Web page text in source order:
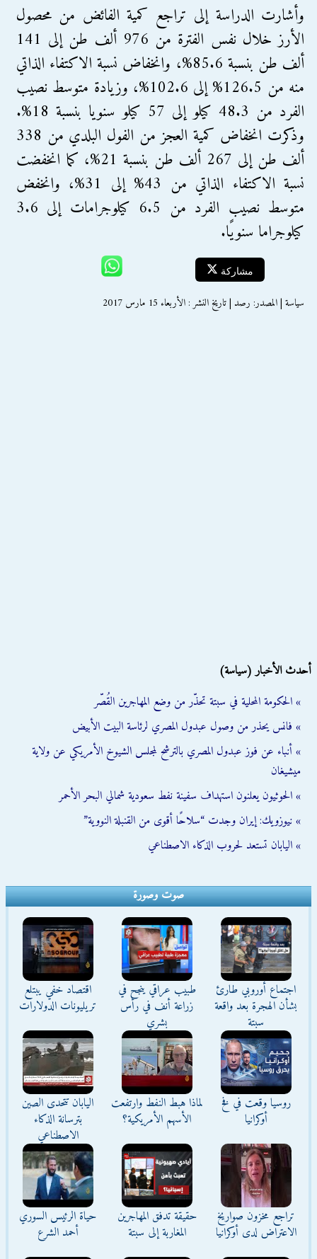
وأشارت الدراسة إلى تراجع كمية الفائض من محصول
الأرز خلال نفس الفترة من 976 ألف طن إلى 141
ألف طن بنسبة 85.6%، وانخفاض نسبة الاكتفاء الذاتي
منه من 126.5% إلى 102.6%، وزيادة متوسط نصيب
الفرد من 48.3 كيلو إلى 57 كيلو سنويا بنسبة 18%.
وذكرت انخفاض كمية العجز من الفول البلدي من 338
ألف طن إلى 267 ألف طن بنسبة 21%، كما انخفضت
نسبة الاكتفاء الذاتي من 43% إلى 31%، وانخفض
متوسط نصيب الفرد من 6.5 كيلوجرامات إلى 3.6
كيلوجراما سنويًا.
مشاركة
سياسة | المصدر: رصد | تاريخ النشر : الأربعاء 15 مارس 2017
أحدث الأخبار (سياسة)
» الحكومة المحلية في سبتة تحذّر من وضع المهاجرين القُصّر
» فانس يحذر من وصول عبدول المصري لرئاسة البيت الأبيض
» أنباء عن فوز عبدول المصري بالترشح لمجلس الشيوخ الأمريكي عن ولاية
ميشيغان
» الحوثيون يعلنون استهداف سفينة نفط سعودية شمالي البحر الأحمر
» نيوزويك: إيران وجدت “سلاحًا أقوى من القنبلة النووية”
» اليابان تستعد لحروب الذكاء الاصطناعي
صوت وصورة
اجتماع أوروبي طارئ
بشأن الهجرة بعد واقعة
سبتة
طبيب عراقي ينجح في
زراعة أنف في رأس
بشري
اقتصاد خفي يبتلع
تريليونات الدولارات
روسيا وقعت في فخ
أوكرانيا
لماذا هبط النفط وارتفعت
الأسهم الأمريكية؟
اليابان تتحدى الصين
بترسانة الذكاء
الاصطناعي
تراجع مخزون صواريخ
الاعتراض لدى أوكرانيا
حقيقة تدفق المهاجرين
المغاربة إلى سبتة
حياة الرئيس السوري
أحمد الشرع